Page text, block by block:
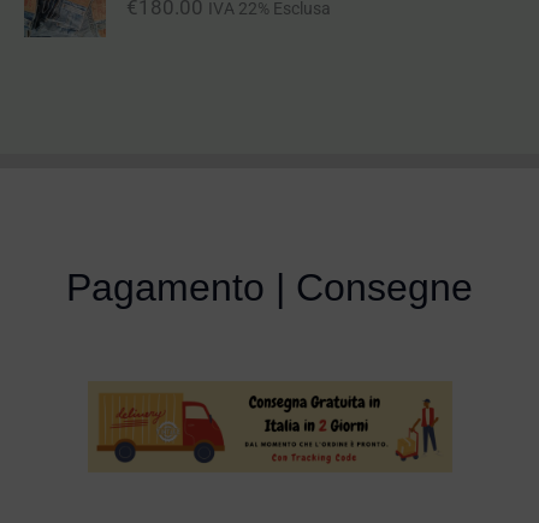
€ 180.00 IVA 22% Esclusa
Pagamento | Consegne